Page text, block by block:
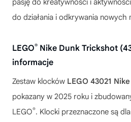
pasję do kreatywności i
do działania i odkrywania nowych
LEGO® Nike Dunk Trickshot
informacje
Zestaw klocków LEGO 43021
pokazany w 2025 roku i
LEGO®. Klocki przeznaczone są